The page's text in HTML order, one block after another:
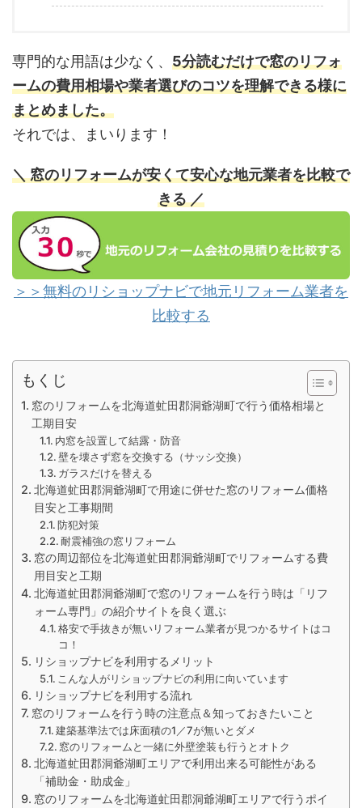
専門的な用語は少なく、 5分読むだけで窓のリフォ
ームの費用相場や業者選びのコツを理解できる様に
まとめました。
それでは、まいります！
＼ 窓のリフォームが安くて安心な地元業者を比較で
きる ／
＞＞無料のリショップナビで地元リフォーム業者を
比較する
もくじ
窓のリフォームを北海道虻田郡洞爺湖町で行う価格相場と
工期目安
内窓を設置して結露・防音
壁を壊さず窓を交換する（サッシ交換）
ガラスだけを替える
北海道虻田郡洞爺湖町で用途に併せた窓のリフォーム価格
目安と工事期間
防犯対策
耐震補強の窓リフォーム
窓の周辺部位を北海道虻田郡洞爺湖町でリフォームする費
用目安と工期
北海道虻田郡洞爺湖町で窓のリフォームを行う時は「リフ
ォーム専門」の紹介サイトを良く選ぶ
格安で手抜きが無いリフォーム業者が見つかるサイトはコ
コ！
リショップナビを利用するメリット
こんな人がリショップナビの利用に向いています
リショップナビを利用する流れ
窓のリフォームを行う時の注意点＆知っておきたいこと
建築基準法では床面積の1／7が無いとダメ
窓のリフォームと一緒に外壁塗装も行うとオトク
北海道虻田郡洞爺湖町エリアで利用出来る可能性がある
「補助金・助成金」
窓のリフォームを北海道虻田郡洞爺湖町エリアで行うポイ